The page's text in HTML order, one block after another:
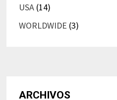
USA(14)
WORLDWIDE (3)
ARCHIVOS